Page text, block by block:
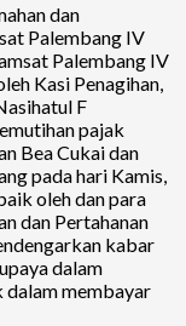
dan
Palembang IV
Palembang IV
Kasi Penagihan,
F
pajak
Bea Cukai dan
pada hari Kamis,
oleh dan para
dan Pertahanan
kabar
dalam
dalam membayar